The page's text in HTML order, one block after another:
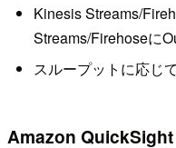
Kinesis Streams/
Streams/Firehoseに
スループットに応じ
Amazon QuickSight